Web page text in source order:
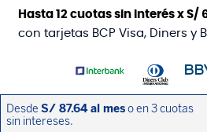
Hasta12 cuotas sin interés xS/
con tarjetas BCP Visa, Diners y